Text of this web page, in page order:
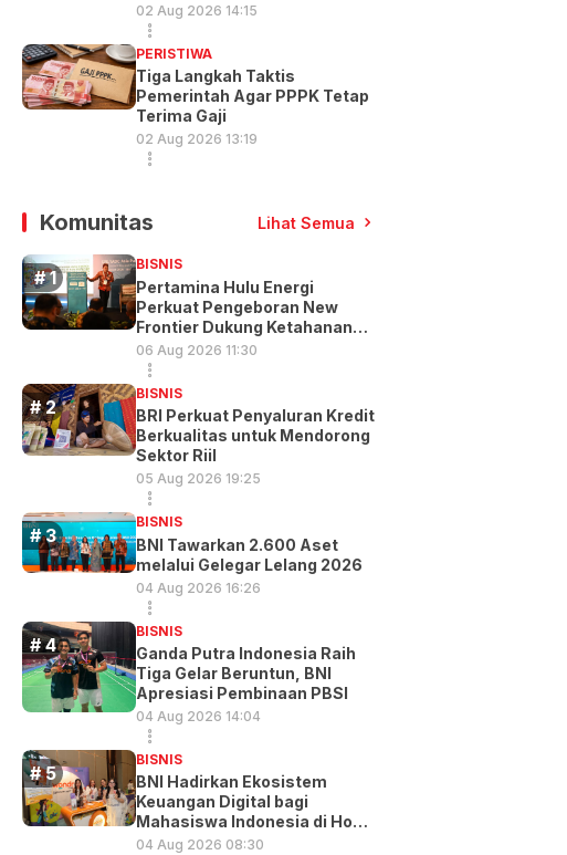
02 Aug 2026 14:15
PERISTIWA
Tiga Langkah Taktis
Pemerintah Agar PPPK Tetap
Terima Gaji
02 Aug 2026 13:19
Komunitas Lihat Semua
BISNIS
Pertamina Hulu Energi
Perkuat Pengeboran New
Frontier Dukung Ketahanan
Energi
06 Aug 2026 11:30
BISNIS
BRI Perkuat Penyaluran Kredit
Berkualitas untuk Mendorong
Sektor Riil
05 Aug 2026 19:25
BISNIS
BNI Tawarkan 2.600 Aset
melalui Gelegar Lelang 2026
04 Aug 2026 16:26
BISNIS
Ganda Putra Indonesia Raih
Tiga Gelar Beruntun, BNI
Apresiasi Pembinaan PBSI
04 Aug 2026 14:04
BISNIS
BNI Hadirkan Ekosistem
Keuangan Digital bagi
Mahasiswa Indonesia di Hong
Kong
04 Aug 2026 08:30